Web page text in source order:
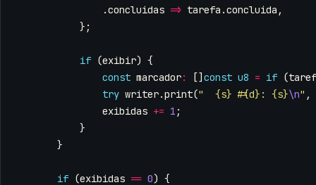
.concluidas => tarefa .concluida ,
};
if (exibir) {
const marcador: [] const u8 = if (
try writer.print("  {s} #{d}: {s}\n" ,
exibidas += 1 ;
}
}
if (exibidas == 0) {